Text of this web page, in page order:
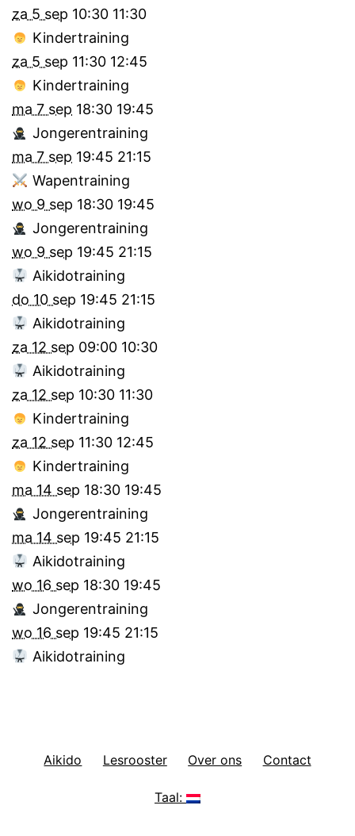
za 5 sep 10:30 11:30
Kindertraining
za 5 sep 11:30 12:45
Kindertraining
ma 7 sep 18:30 19:45
Jongerentraining
ma 7 sep 19:45 21:15
Wapentraining
wo 9 sep 18:30 19:45
Jongerentraining
wo 9 sep 19:45 21:15
Aikidotraining
do 10 sep 19:45 21:15
Aikidotraining
za 12 sep 09:00 10:30
Aikidotraining
za 12 sep 10:30 11:30
Kindertraining
za 12 sep 11:30 12:45
Kindertraining
ma 14 sep 18:30 19:45
Jongerentraining
ma 14 sep 19:45 21:15
Aikidotraining
wo 16 sep 18:30 19:45
Jongerentraining
wo 16 sep 19:45 21:15
Aikidotraining
Aikido Lesrooster Over ons Contact
Taal: